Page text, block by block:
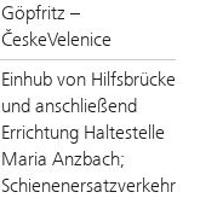
Göpfritz –
ČeskeVelenice
Einhub von Hilfsbrücken
und anschließend
Errichtung Haltestelle
Maria Anzbach;
Schienenersatzverkehr